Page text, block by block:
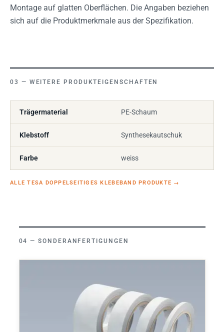
Montage auf glatten Oberflächen. Die Angaben beziehen
sich auf die Produktmerkmale aus der Spezifikation.
WEITERE PRODUKTEIGENSCHAFTEN
Trägermaterial PE-Schaum
Klebstoff Synthesekautschuk
Farbe weiss
ALLE TESA DOPPELSEITIGES KLEBEBAND PRODUKTE →
SONDERANFERTIGUNGEN